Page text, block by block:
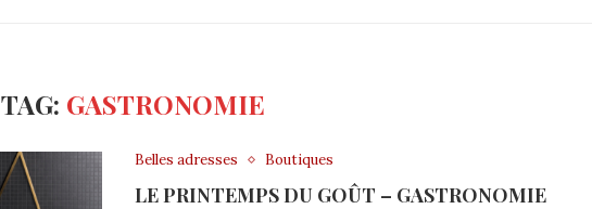
TAG: GASTRONOMIE
Belles adresses Boutiques
LE PRINTEMPS DU GOÛT – GASTRONOMIE